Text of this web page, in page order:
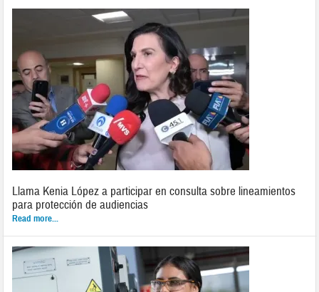
Llama Kenia López a participar en consulta sobre lineamientos
para protección de audiencias
Read more...